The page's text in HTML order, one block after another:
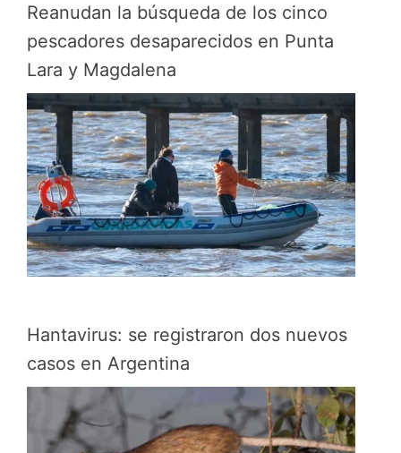
Reanudan la búsqueda de los cinco
pescadores desaparecidos en Punta
Lara y Magdalena
Hantavirus: se registraron dos nuevos
casos en Argentina